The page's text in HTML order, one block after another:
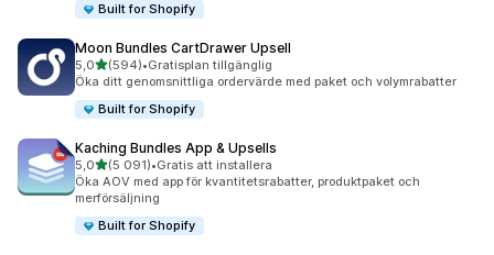
Built for Shopify
Moon Bundles CartDrawer Upsell
5,0av 5 stjärnor
(594)
594 recensioner totalt
•Gratisplan tillgänglig
Öka ditt genomsnittliga ordervärde med paket och volymrabatter
Built for Shopify
Kaching Bundles App & Upsells
5,0av 5 stjärnor
(5 091)
5091 recensioner totalt
•Gratis att installera
Öka AOV med app för kvantitetsrabatter, produktpaket och
merförsäljning
Built for Shopify